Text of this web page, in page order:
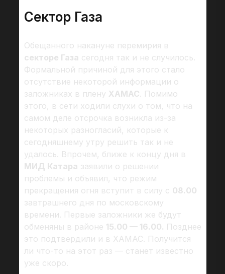
Сектор Газа
Обещанного накануне перемирия в
секторе Газа сегодня так и не случилось.
Формальной причиной для этого стало
отсутствие некоторой информации о
заложниках в плену ХАМАС. Помимо
этого, в сети ходили слухи о том, что на
самом деле отсрочка возникла из-за
некоторых разногласий, которые к
сегодняшнему утру решить так и не
удалось. Впрочем, ближе к концу дня в
МИД Катара заявили о решении
проблемы и объявил, что режим
прекращения огня вступит в силу с 08.00
завтрашнего дня по московскому
времени. Первые заложники же будут
обменяны в районе 15.00 — 16.00. Позднее
это подтвердили и в ХАМАС. Получится
ли что-то на этот раз — станет известно
уже скоро.